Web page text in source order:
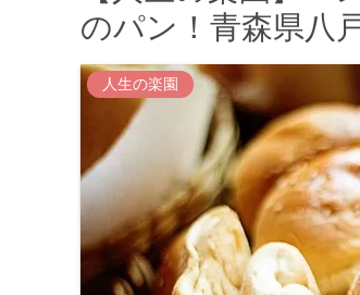
のパン！青森県八
人生の楽園